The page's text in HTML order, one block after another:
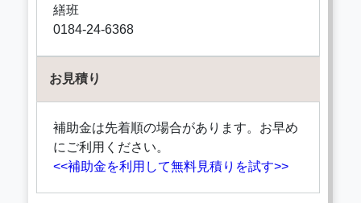
繕班
0184-24-6368
お見積り
補助金は先着順の場合があります。お早め
にご利用ください。
<<補助金を利用して無料見積りを試す>>